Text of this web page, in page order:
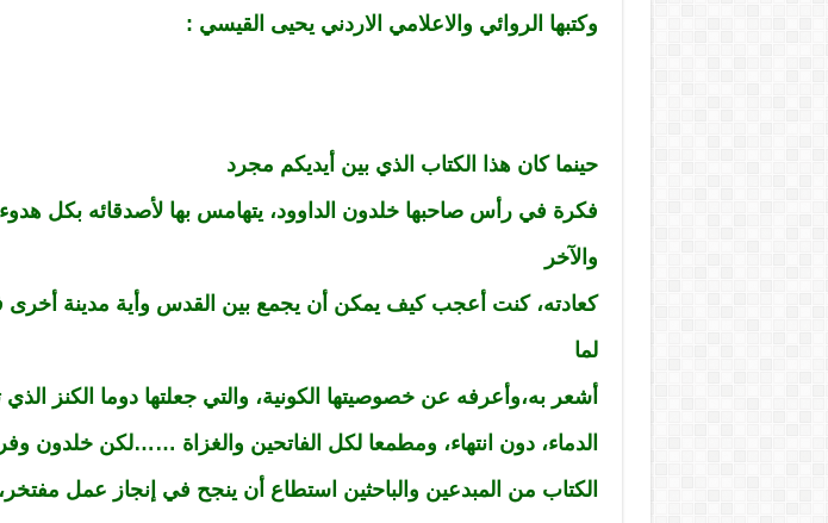
وكتبها الروائي والاعلامي الاردني يحيى القيسي :
حينما كان هذا الكتاب الذي بين أيديكم مجرد
فكرة في رأس صاحبها خلدون الداوود، يتهامس بها لأصدقائه بكل
والآخر
كعادته، كنت أعجب كيف يمكن أن يجمع بين القدس وأية مدينة أخرى
لما
أشعر به،وأعرفه عن خصوصيتها الكونية، والتي جعلتها دوما الكنز
الدماء، دون انتهاء، ومطمعا لكل الفاتحين والغزاة ……لكن خلدون
الكتاب من المبدعين والباحثين استطاع أن ينجح في إنجاز عمل